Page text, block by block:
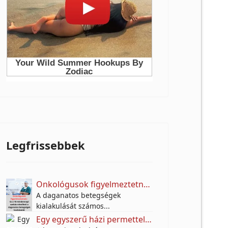
Legfrissebbek
Onkológusok figyelmeztetnek: Ez a 10 mindennapi szokás növelheti a daganatos betegségek kockázatát
A daganatos betegségek
kialakulását számos...
Egy egyszerű házi permettel próbálják távol tartani a molyokat – A titok egy jól ismert fűszerben rejlik